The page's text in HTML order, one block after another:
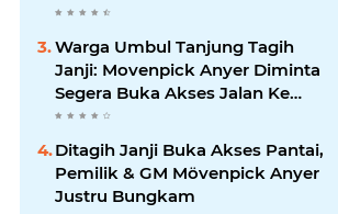
Warga Umbul Tanjung Tagih
Janji: Movenpick Anyer Diminta
Segera Buka Akses Jalan Ke
Pantai
Ditagih Janji Buka Akses Pantai,
Pemilik & GM Mövenpick Anyer
Justru Bungkam